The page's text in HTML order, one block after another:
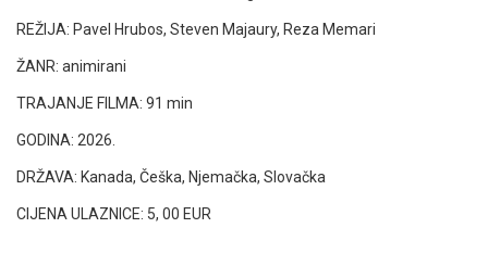
REŽIJA: Pavel Hrubos, Steven Majaury, Reza Memari
ŽANR: animirani
TRAJANJE FILMA: 91 min
GODINA: 2026.
DRŽAVA: Kanada, Češka, Njemačka, Slovačka
CIJENA ULAZNICE: 5, 00 EUR